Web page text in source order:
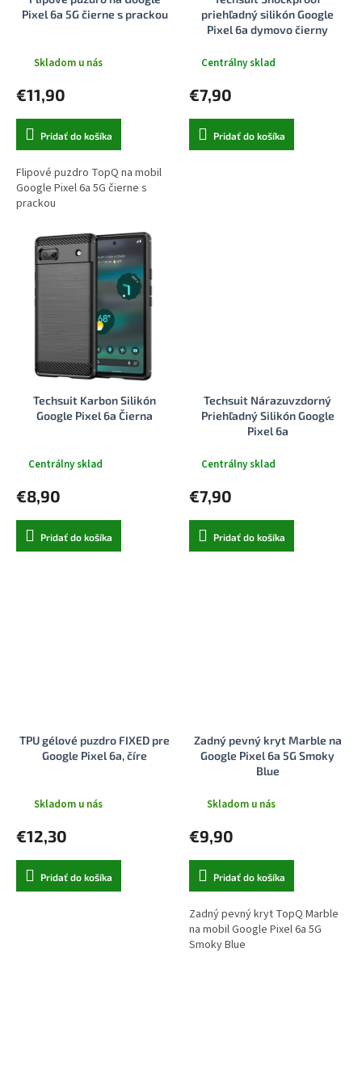
Pixel 6a 5G čierne s prackou
Skladom u nás
€11,90
Pridať do košíka
Flipové puzdro TopQ na mobil
Google Pixel 6a 5G čierne s
prackou
priehľadný silikón Google
Pixel 6a dymovo čierny
Centrálny sklad
€7,90
Pridať do košíka
Techsuit Karbon Silikón
Google Pixel 6a Čierna
Centrálny sklad
€8,90
Pridať do košíka
Techsuit Nárazuvzdorný
Priehľadný Silikón Google
Pixel 6a
Centrálny sklad
€7,90
Pridať do košíka
TPU gélové puzdro FIXED pre
Google Pixel 6a, číre
Skladom u nás
€12,30
Pridať do košíka
Zadný pevný kryt Marble na
Google Pixel 6a 5G Smoky
Blue
Skladom u nás
€9,90
Pridať do košíka
Zadný pevný kryt TopQ Marble
na mobil Google Pixel 6a 5G
Smoky Blue